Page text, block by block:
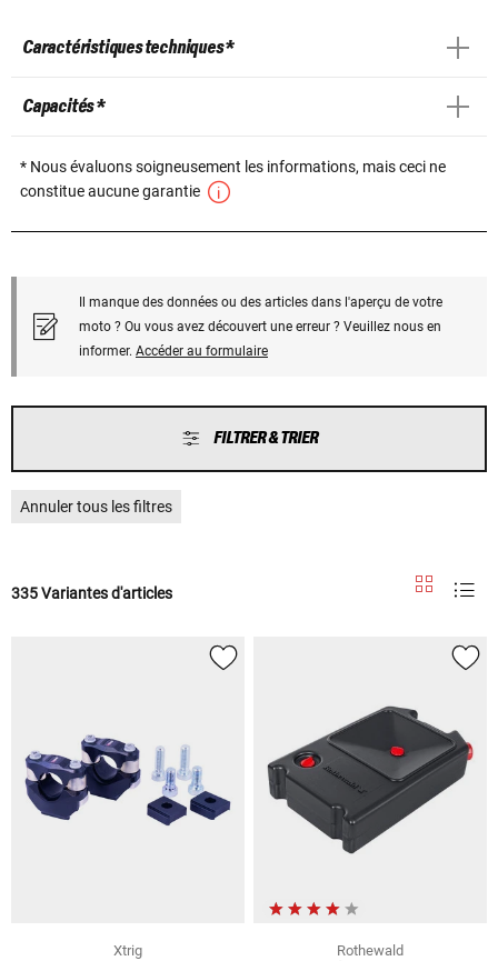
Caractéristiques techniques *
Capacités *
* Nous évaluons soigneusement les informations, mais ceci ne
constitue aucune garantie
Il manque des données ou des articles dans l'aperçu de votre
moto ? Ou vous avez découvert une erreur ? Veuillez nous en
informer. Accéder au formulaire
FILTRER & TRIER
Annuler tous les filtres
335 Variantes d'articles
Xtrig
Rothewald